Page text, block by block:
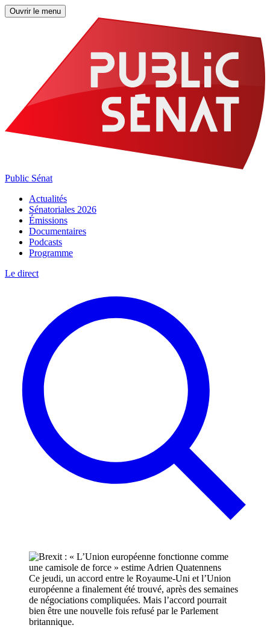
Ouvrir le menu
Public Sénat
Actualités
Sénatoriales 2026
Émissions
Documentaires
Podcasts
Programme
Le direct
Ce jeudi, un accord entre le Royaume-Uni et l’Union
européenne a finalement été trouvé, après des semaines
de négociations compliquées. Mais l’accord pourrait
bien être une nouvelle fois refusé par le Parlement
britannique.